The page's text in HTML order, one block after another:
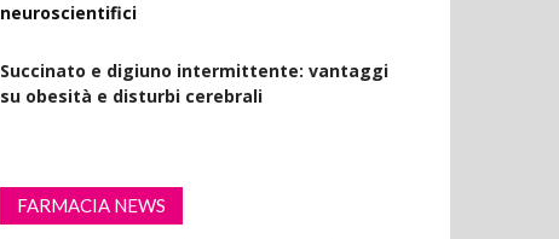
neuroscientifici
Succinato e digiuno intermittente: vantaggi
su obesità e disturbi cerebrali
FARMACIA NEWS